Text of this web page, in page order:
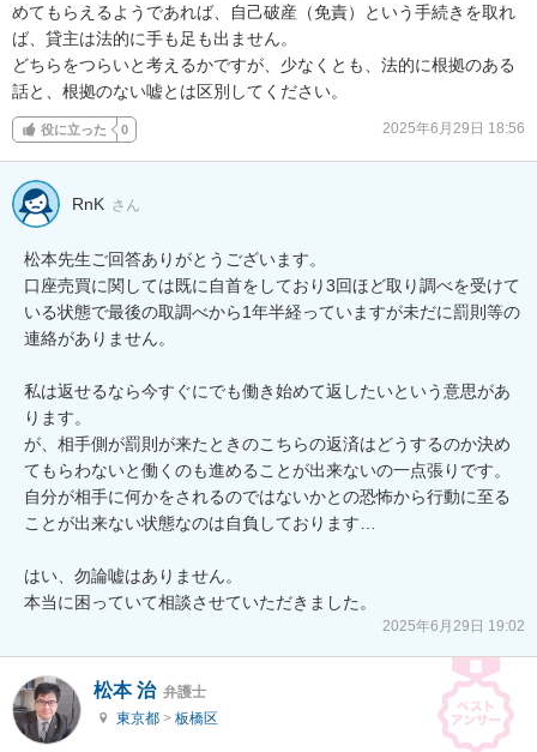
めてもらえるようであれば、自己破産（免責）という手続きを取れ
ば、貸主は法的に手も足も出ません。
どちらをつらいと考えるかですが、少なくとも、法的に根拠のある
話と、根拠のない嘘とは区別してください。
役に立った 0 2025年6月29日 18:56
RnK さん
松本先生ご回答ありがとうございます。
口座売買に関しては既に自首をしており3回ほど取り調べを受けて
いる状態で最後の取調べから1年半経っていますが未だに罰則等の
連絡がありません。
私は返せるなら今すぐにでも働き始めて返したいという意思があ
ります。
が、相手側が罰則が来たときのこちらの返済はどうするのか決め
てもらわないと働くのも進めることが出来ないの一点張りです。
自分が相手に何かをされるのではないかとの恐怖から行動に至る
ことが出来ない状態なのは自負しております…
はい、勿論嘘はありません。
本当に困っていて相談させていただきました。
2025年6月29日 19:02
松本 治 弁護士
東京都 > 板橋区